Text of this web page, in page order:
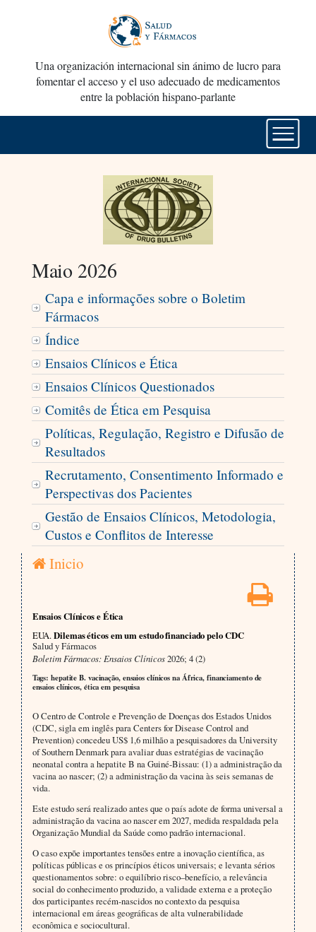
Una organización internacional sin ánimo de lucro para
fomentar el acceso y el uso adecuado de medicamentos
entre la población hispano-parlante
Maio 2026
Capa e informações sobre o Boletim
Fármacos
Índice
Ensaios Clínicos e Ética
Ensaios Clínicos Questionados
Comitês de Ética em Pesquisa
Políticas, Regulação, Registro e Difusão de
Resultados
Recrutamento, Consentimento Informado e
Perspectivas dos Pacientes
Gestão de Ensaios Clínicos, Metodologia,
Custos e Conflitos de Interesse
Inicio
Ensaios Clínicos e Ética
EUA.Dilemas éticos em um estudo financiado pelo CDC
Salud y Fármacos
Boletim Fármacos: Ensaios Clínicos2026; 4 (2)
Tags: hepatite B. vacinação, ensaios clínicos na África, financiamento de
ensaios clínicos, ética em pesquisa
O Centro de Controle e Prevenção de Doenças dos Estados Unidos
(CDC, sigla em inglês para Centers for Disease Control and
Prevention) concedeu US$ 1,6 milhão a pesquisadores da University
of Southern Denmark para avaliar duas estratégias de vacinação
neonatal contra a hepatite B na Guiné-Bissau: (1) a administração da
vacina ao nascer; (2) a administração da vacina às seis semanas de
vida.
Este estudo será realizado antes que o país adote de forma universal a
administração da vacina ao nascer em 2027, medida respaldada pela
Organização Mundial da Saúde como padrão internacional.
O caso expõe importantes tensões entre a inovação científica, as
políticas públicas e os princípios éticos universais; e levanta sérios
questionamentos sobre: o equilíbrio risco–benefício, a relevância
social do conhecimento produzido, a validade externa e a proteção
dos participantes recém-nascidos no contexto da pesquisa
internacional em áreas geográficas de alta vulnerabilidade
econômica e sociocultural.